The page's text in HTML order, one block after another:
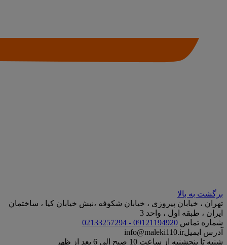
برگشت به بالا
تهران ، خیابان پیروزی ، خیابان شکوفه ،نبش خیابان کیا ، ساختمان
ایران ، طبقه اول ، واحد 3
شماره تماس 09121194920 - 02133257294
آدرس ایمیلinfo@maleki110.ir
شنبه تا پنجشنبه از ساعت 10 صبح الی 6 بعد از ظهر